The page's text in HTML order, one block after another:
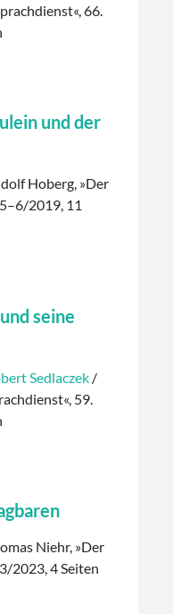
66.
und der
Hoberg, »Der
2019, 11
seine
Sedlaczek /
59.
Niehr, »Der
2023, 4 Seiten